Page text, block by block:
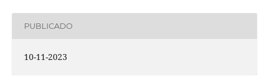
PUBLICADO
10-11-2023